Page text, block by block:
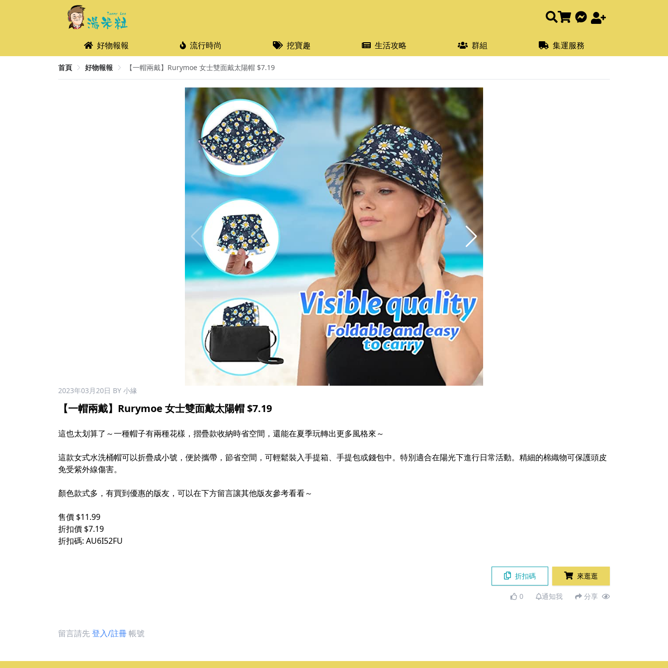
好物報報 流行時尚 挖寶趣 生活攻略 群組 集運服務
首頁 好物報報 【一帽兩戴】Rurymoe 女士雙面戴太陽帽 $7.19
2023年03月20日 BY 小緣
【一帽兩戴】Rurymoe 女士雙面戴太陽帽 $7.19
這也太划算了～一種帽子有兩種花樣，摺疊款收納時省空間，還能在夏季玩轉出更多風格來～
這款女式水洗桶帽可以折疊成小號，便於攜帶，節省空間，可輕鬆裝入手提箱、手提包或錢包中。特別適合在陽光下進行日常活動。精細的棉織物可保護頭皮
免受紫外線傷害。
顏色款式多，有買到優惠的版友，可以在下方留言讓其他版友參考看看～
售價 $11.99
折扣價 $7.19
折扣碼: AU6I52FU
折扣碼 來逛逛
0 通知我 分享
留言請先登入/註冊帳號